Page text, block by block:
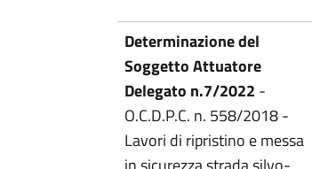
Determinazione del
Soggetto Attuatore
Delegato n.7/2022 -
O.C.D.P.C. n. 558/2018 -
Lavori di ripristino e messa